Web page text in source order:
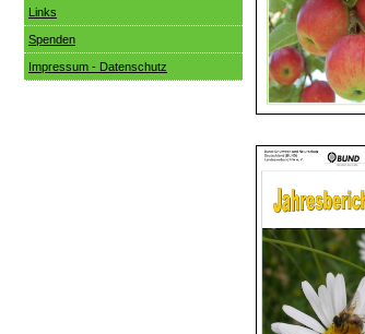
Links
Spenden
Impressum - Datenschutz